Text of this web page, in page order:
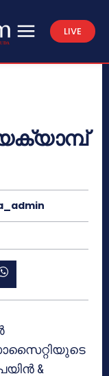
LIVE
&